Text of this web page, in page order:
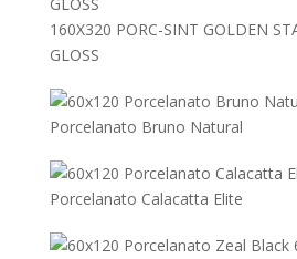
160X320 PORC-SINT GOLDEN
GLOSS
Porcelanato Bruno Natural
Porcelanato Calacatta Elite